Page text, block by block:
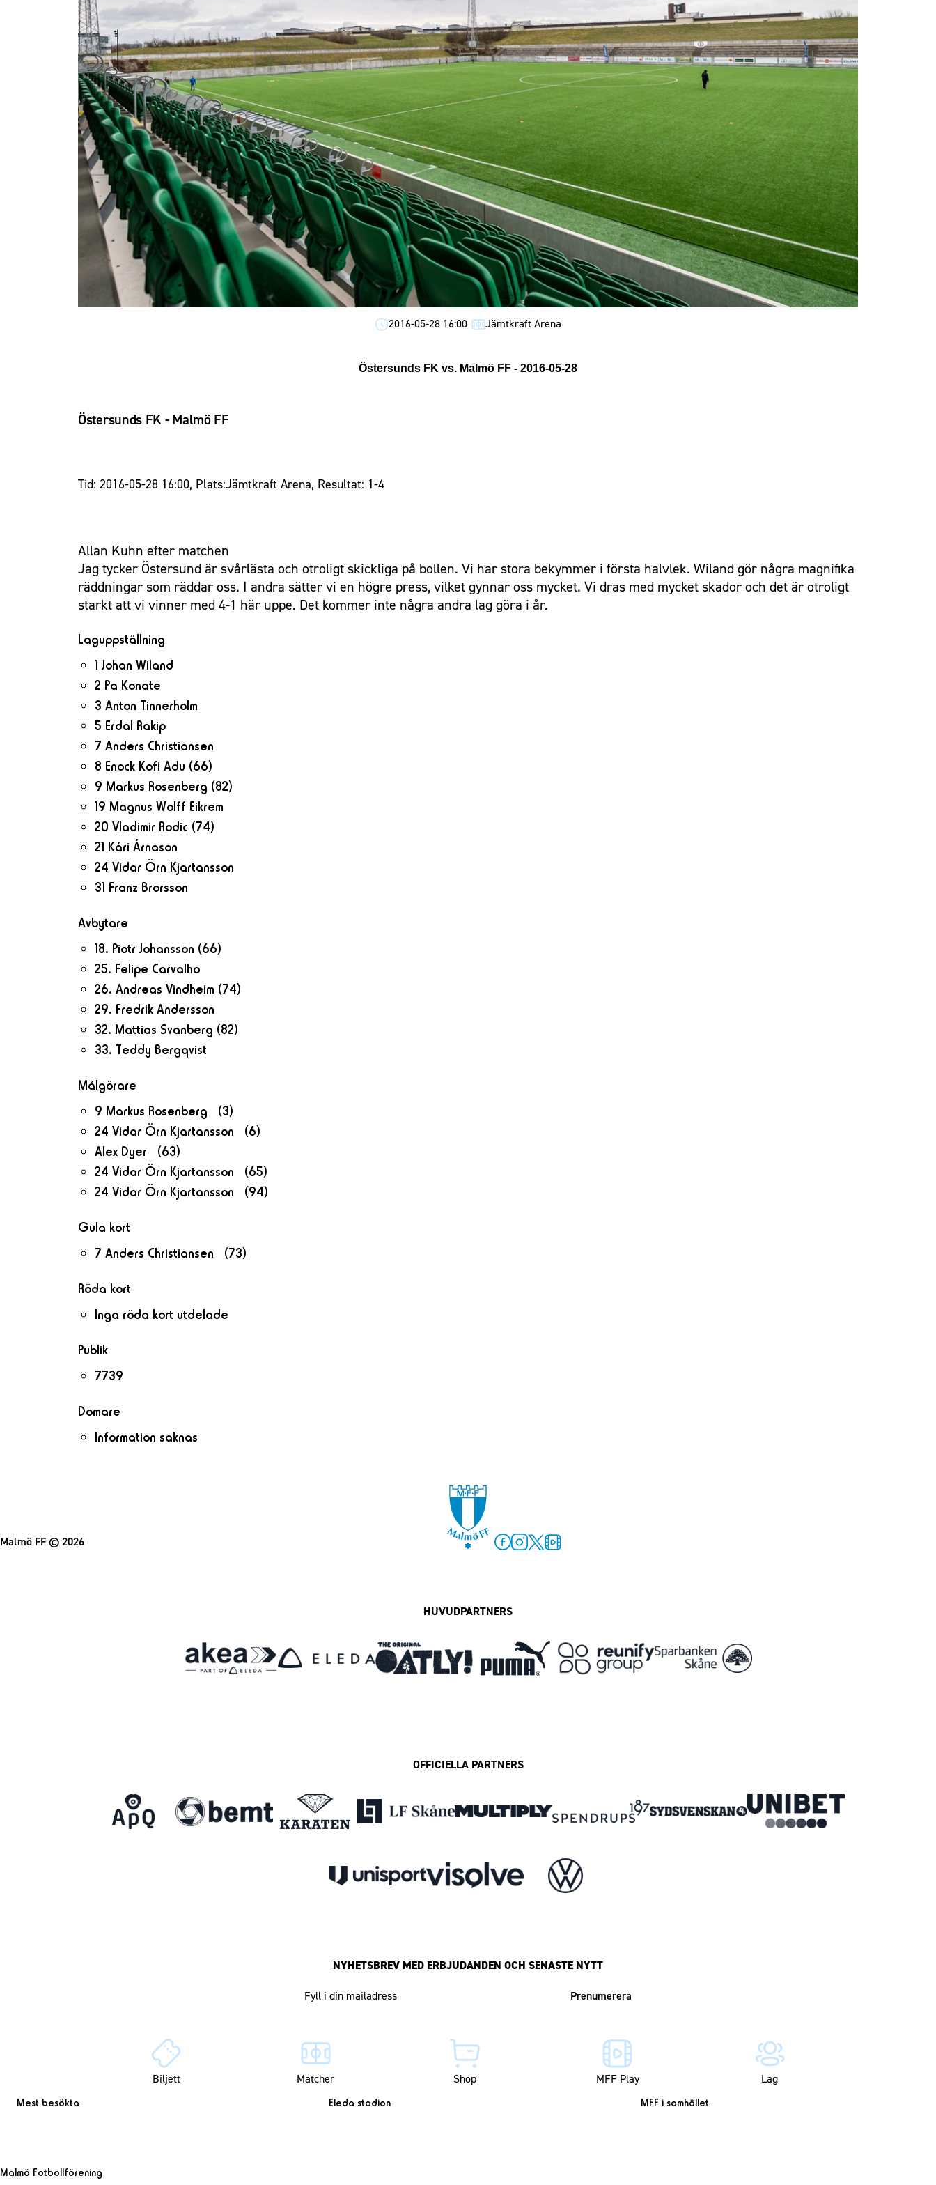
Om Malmö FF
Östersunds FK vs. Malmö FF - 2016-05-28
2016-05-28 16:00 Jämtkraft Arena
Östersunds FK - Malmö FF
Tid: 2016-05-28 16:00, Plats:Jämtkraft Arena, Resultat: 1-4
Allan Kuhn efter matchen
Jag tycker Östersund är svårlästa och otroligt skickliga på bollen. Vi har stora bekymmer i första halvlek. Wiland gör några magnifika
räddningar som räddar oss. I andra sätter vi en högre press, vilket gynnar oss mycket. Vi dras med mycket skador och det är otroligt
starkt att vi vinner med 4-1 här uppe. Det kommer inte några andra lag göra i år.
Laguppställning
1 Johan Wiland
2 Pa Konate
3 Anton Tinnerholm
5 Erdal Rakip
7 Anders Christiansen
8 Enock Kofi Adu (66)
9 Markus Rosenberg (82)
19 Magnus Wolff Eikrem
20 Vladimir Rodic (74)
21 Kári Árnason
24 Vidar Örn Kjartansson
31 Franz Brorsson
Avbytare
18. Piotr Johansson (66)
25. Felipe Carvalho
26. Andreas Vindheim (74)
29. Fredrik Andersson
32. Mattias Svanberg (82)
33. Teddy Bergqvist
Målgörare
9 Markus Rosenberg (3)
24 Vidar Örn Kjartansson (6)
Alex Dyer (63)
24 Vidar Örn Kjartansson (65)
24 Vidar Örn Kjartansson (94)
Gula kort
7 Anders Christiansen (73)
Röda kort
Inga röda kort utdelade
Publik
7739
Domare
Information saknas
Malmö FF© 2026
HUVUDPARTNERS
OFFICIELLA PARTNERS
NYHETSBREV MED ERBJUDANDEN OCH SENASTE NYTT
Biljett Matcher Shop MFF Play Lag
Mest besökta Eleda stadion MFF i samhället
Malmö Fotbollförening